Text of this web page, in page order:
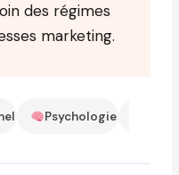
des régimes
marketing.
Psychologie